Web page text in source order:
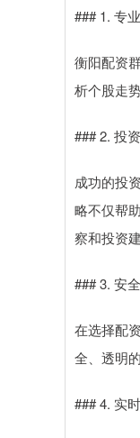
### 1. 专
衡阳配资
析个股走
### 2. 投
成功的投
略不仅帮
察和投资建
### 3. 安
在选择配
全、透明
### 4. 实